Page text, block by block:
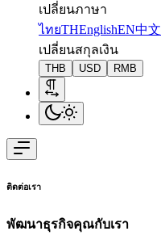
เปลี่ยนภาษา
ไทยTHEnglishEN中文
เปลี่ยนสกุลเงิน
THB USD RMB
ติดต่อเรา
พัฒนาธุรกิจคุณกับเรา